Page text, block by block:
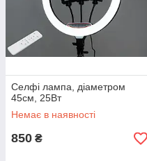
Селфі лампа, діаметром
45см, 25Вт
Немає в наявності
850 ₴